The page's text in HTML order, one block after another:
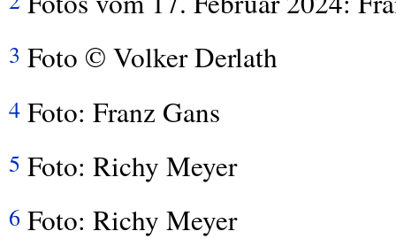
3 Foto © Volker Derlath
4 Foto: Franz Gans
5 Foto: Richy Meyer
6 Foto: Richy Meyer